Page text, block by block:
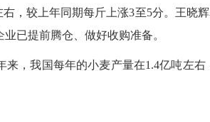
较上年同期每斤上涨3至5分。王晓
已提前腾仓、做好收购准备。
我国每年的小麦产量在1.4亿吨左右